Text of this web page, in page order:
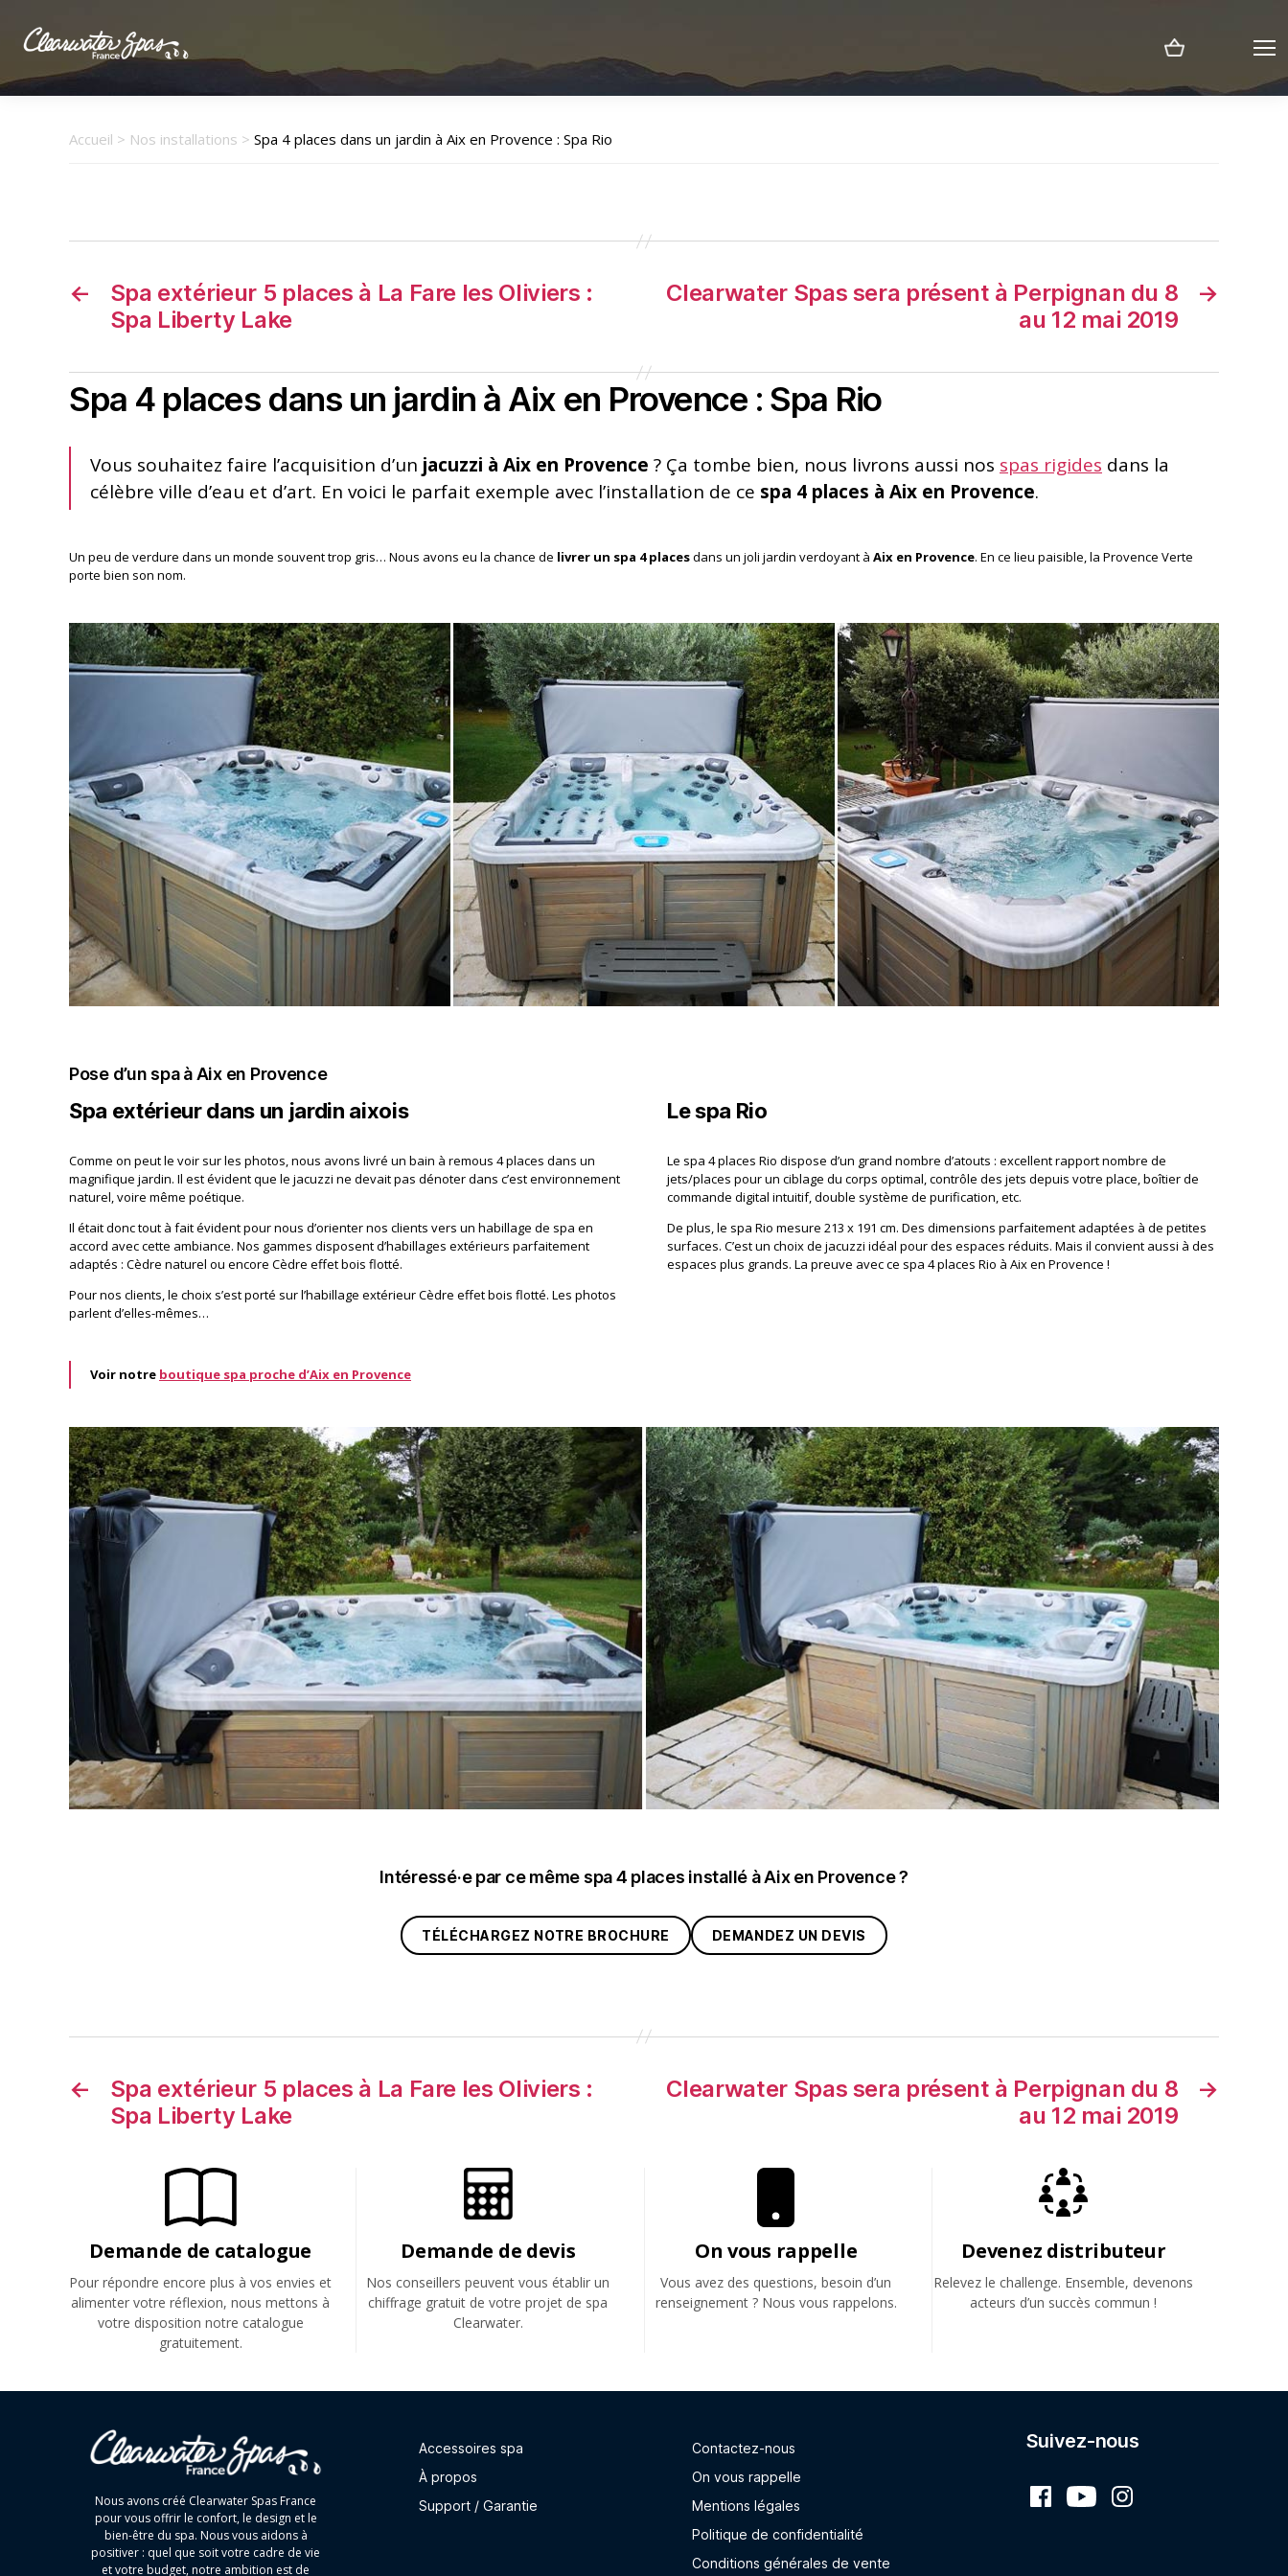
Clearwater
Spas
Accueil > Nos installations > Spa 4 places dans un jardin à Aix en Provence : Spa Rio
←
Spa extérieur 5 places à La Fare les Oliviers :
Spa Liberty Lake
→
Clearwater Spas sera présent à Perpignan du 8
au 12 mai 2019
Spa 4 places dans un jardin à Aix en Provence : Spa Rio
Vous souhaitez faire l’acquisition d’un jacuzzi à Aix en Provence ? Ça tombe bien, nous livrons aussi nos spas rigides dans la
célèbre ville d’eau et d’art. En voici le parfait exemple avec l’installation de ce spa 4 places à Aix en Provence.
Un peu de verdure dans un monde souvent trop gris… Nous avons eu la chance de livrer un spa 4 placesdans un joli jardin verdoyant à Aix en Provence. En ce lieu paisible, la Provence Verte
porte bien son nom.
Pose d’un spa à Aix en Provence
Spa extérieur dans un jardin aixois
Comme on peut le voir sur les photos, nous avons livré un bain à remous 4 places dans un
magnifique jardin. Il est évident que le jacuzzi ne devait pas dénoter dans c’est environnement
naturel, voire même poétique.
Il était donc tout à fait évident pour nous d’orienter nos clients vers un habillage de spa en
accord avec cette ambiance. Nos gammes disposent d’habillages extérieurs parfaitement
adaptés : Cèdre naturel ou encore Cèdre effet bois flotté.
Pour nos clients, le choix s’est porté sur l’habillage extérieur Cèdre effet bois flotté. Les photos
parlent d’elles-mêmes…
Voir notre boutique spa proche d’Aix en Provence
Le spa Rio
Le spa 4 places Rio dispose d’un grand nombre d’atouts : excellent rapport nombre de
jets/places pour un ciblage du corps optimal, contrôle des jets depuis votre place, boîtier de
commande digital intuitif, double système de purification, etc.
De plus, le spa Rio mesure 213 x 191 cm. Des dimensions parfaitement adaptées à de petites
surfaces. C’est un choix de jacuzzi idéal pour des espaces réduits. Mais il convient aussi à des
espaces plus grands. La preuve avec ce spa 4 places Rio à Aix en Provence !
Intéressé·e par ce même spa 4 places installé à Aix en Provence ?
TÉLÉCHARGEZ NOTRE BROCHURE DEMANDEZ UN DEVIS
←
Spa extérieur 5 places à La Fare les Oliviers :
Spa Liberty Lake
→
Clearwater Spas sera présent à Perpignan du 8
au 12 mai 2019
Demande de catalogue
Pour répondre encore plus à vos envies et
alimenter votre réflexion, nous mettons à
votre disposition notre catalogue
gratuitement.
Demande de devis
Nos conseillers peuvent vous établir un
chiffrage gratuit de votre projet de spa
Clearwater.
On vous rappelle
Vous avez des questions, besoin d’un
renseignement ? Nous vous rappelons.
Devenez distributeur
Relevez le challenge. Ensemble, devenons
acteurs d’un succès commun !
Nous avons créé Clearwater Spas France
pour vous offrir le confort, le design et le
bien-être du spa. Nous vous aidons à
positiver : quel que soit votre cadre de vie
et votre budget, notre ambition est de
Accessoires spa
À propos
Support / Garantie
Contactez-nous
On vous rappelle
Mentions légales
Politique de confidentialité
Conditions générales de vente
Suivez-nous